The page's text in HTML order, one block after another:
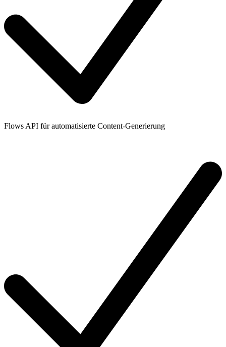
Flows API für automatisierte Content-Generierung